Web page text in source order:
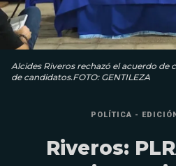
Alcides Riveros rechazó el acuerdo de
de candidatos.FOTO: GENTILEZA
POLÍTICA -
Riveros: